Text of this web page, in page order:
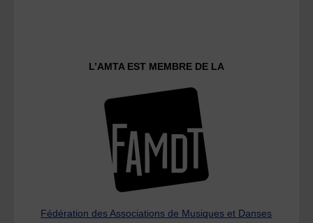
L’AMTA EST MEMBRE DE LA
Fédération des Associations de Musiques et Danses